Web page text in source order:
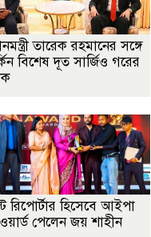
তারেক রহমানের সঙ্গে
বিশেষ দূত সার্জিও গরের
রিপোর্টার হিসেবে আইপা
পেলেন জয় শাহীন